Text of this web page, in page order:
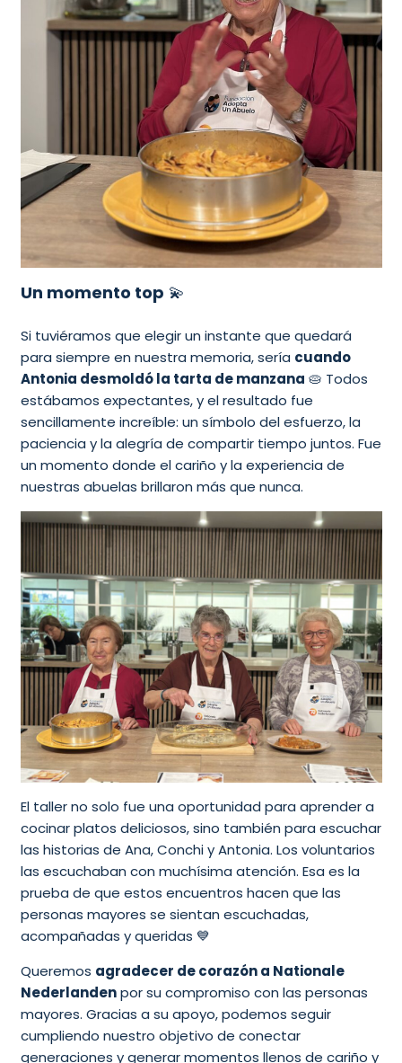
Un momento top 💫
Si tuviéramos que elegir un instante que quedará
para siempre en nuestra memoria, sería cuando
Antonia desmoldó la tarta de manzana 🥧 Todos
estábamos expectantes, y el resultado fue
sencillamente increíble: un símbolo del esfuerzo, la
paciencia y la alegría de compartir tiempo juntos. Fue
un momento donde el cariño y la experiencia de
nuestras abuelas brillaron más que nunca.
El taller no solo fue una oportunidad para aprender a
cocinar platos deliciosos, sino también para escuchar
las historias de Ana, Conchi y Antonia. Los voluntarios
las escuchaban con muchísima atención. Esa es la
prueba de que estos encuentros hacen que las
personas mayores se sientan escuchadas,
acompañadas y queridas 💙
Queremos agradecer de corazón a Nationale
Nederlandenpor su compromiso con las personas
mayores. Gracias a su apoyo, podemos seguir
cumpliendo nuestro objetivo de conectar
generaciones y generar momentos llenos de cariño y